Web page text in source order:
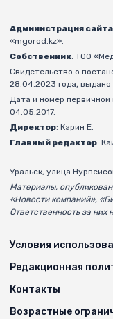
Администрация
«mgorod.kz».
Собственник: ТОО
Свидетельство о
28.04.2023 года,
Дата и номер
04.05.2017.
Директор: Карин Е.
Главный редактор:
Уральск, улица
Материалы,
«Новости компаний»,
Ответственность за них
Условия
Редакционная
Контакты
Возрастные